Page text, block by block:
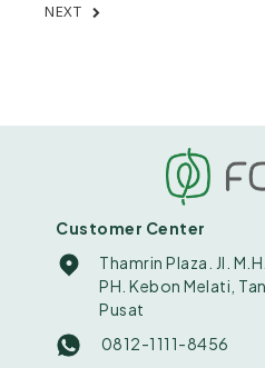
NEXT
Customer Center
Thamrin Plaza. Jl.
PH. Kebon Melati,
Pusat
0812-1111-8456